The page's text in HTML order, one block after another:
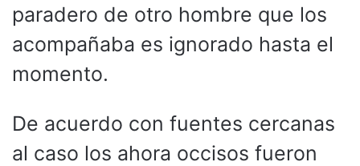
paradero de otro hombre que los
acompañaba es ignorado hasta el
momento.
De acuerdo con fuentes cercanas
al caso los ahora occisos fueron